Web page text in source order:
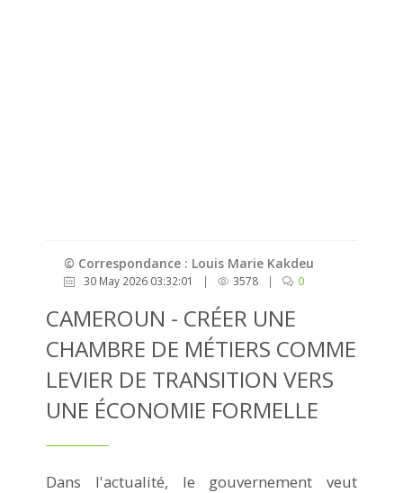
© Correspondance : Louis Marie Kakdeu
30 May 2026 03:32:01 | 3578 | 0
CAMEROUN - CRÉER UNE
CHAMBRE DE MÉTIERS COMME
LEVIER DE TRANSITION VERS
UNE ÉCONOMIE FORMELLE
Dans l'actualité, le gouvernement veut